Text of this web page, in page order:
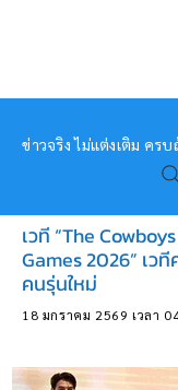
หมอข่าว
ข่าวจริง ไม่แต่งเติม คร
เวที “The
Games 2026” เว
คนรุ่นใหม่
18 มกราคม 2569 เวลา